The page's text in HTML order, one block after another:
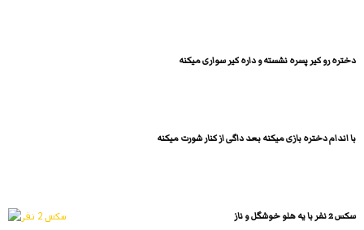
دختره رو کیر پسره نشسته و داره کیر سواری میکنه
با اندام دختره بازی میکنه بعد داگی از کنار شورت میکنه
سكس 2 نفر با یه هلو خوشگل و ناز